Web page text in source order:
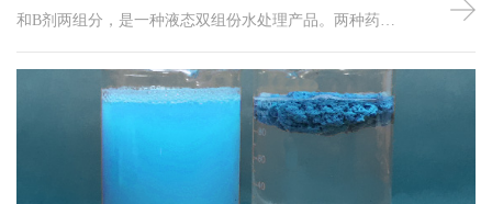
和B剂两组分，是一种液态双组份水处理产品。两种药剂
搭配使用可去除废水中的漆雾，有较好的破粘、凝聚效
果，是涂装喷漆废水处理中较为常用的水处理药剂。